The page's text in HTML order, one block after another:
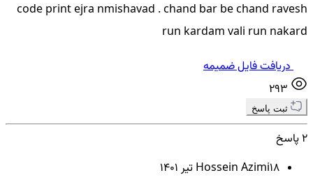
code print ejra nmishavad . chand bar be chand ravesh
run kardam vali run nakard
دریافت فایل ضمیمه
ثبت پاسخ
2 پاسخ
Hossein Azimi18 تير ۱۴۰۱